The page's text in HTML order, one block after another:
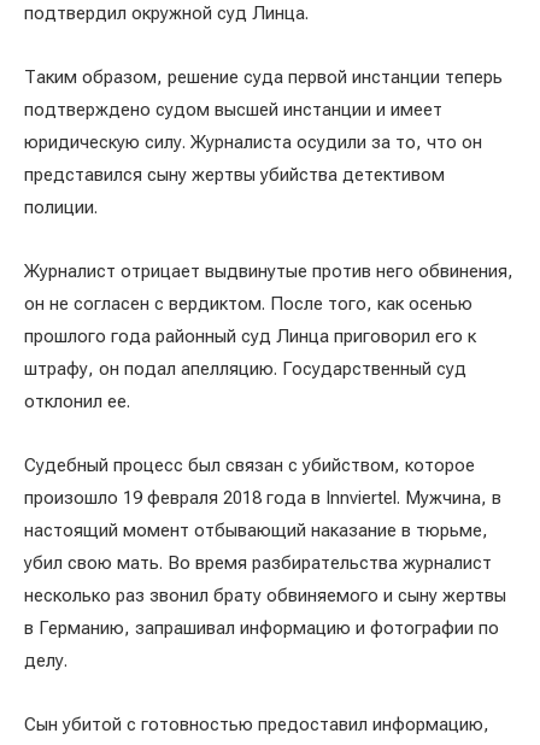
подтвердил окружной суд Линца.
Таким образом, решение суда первой инстанции теперь
подтверждено судом высшей инстанции и имеет
юридическую силу. Журналиста осудили за то, что он
представился сыну жертвы убийства детективом
полиции.
Журналист отрицает выдвинутые против него обвинения,
он не согласен с вердиктом. После того, как осенью
прошлого года районный суд Линца приговорил его к
штрафу, он подал апелляцию. Государственный суд
отклонил ее.
Судебный процесс был связан с убийством, которое
произошло 19 февраля 2018 года в Innviertel. Мужчина, в
настоящий момент отбывающий наказание в тюрьме,
убил свою мать. Во время разбирательства журналист
несколько раз звонил брату обвиняемого и сыну жертвы
в Германию, запрашивал информацию и фотографии по
делу.
Сын убитой с готовностью предоставил информацию,